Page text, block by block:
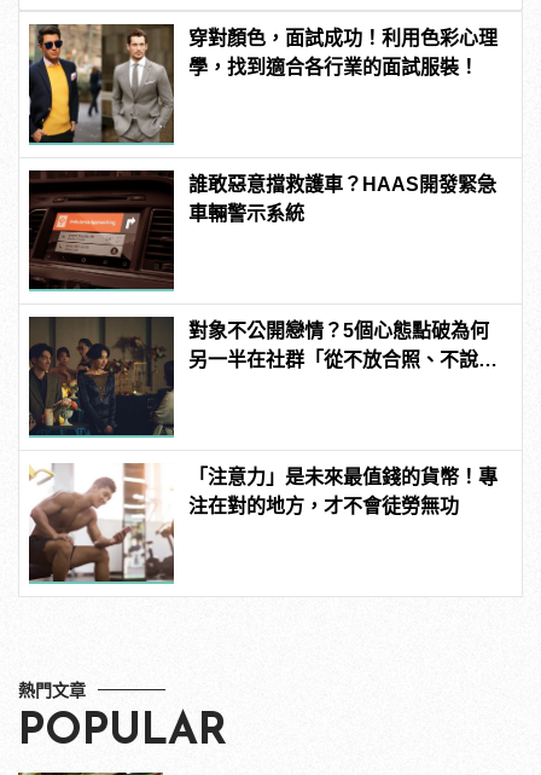
穿對顏色，面試成功！利用色彩心理
學，找到適合各行業的面試服裝！
誰敢惡意擋救護車？HAAS開發緊急
車輛警示系統
對象不公開戀情？5個心態點破為何
另一半在社群「從不放合照、不說穩
「注意力」是未來最值錢的貨幣！專
注在對的地方，才不會徒勞無功
熱門文章
POPULAR